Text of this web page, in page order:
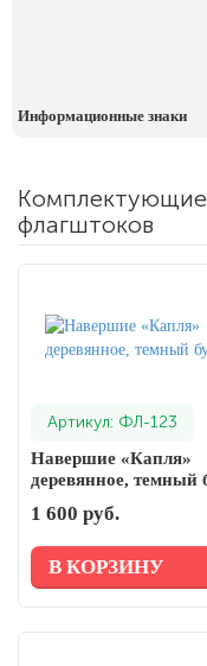
Информационные знаки
флагштоков
Артикул: ФЛ-123
Навершие «Капля»
деревянное, темный
1 600 руб.
В КОРЗИНУ